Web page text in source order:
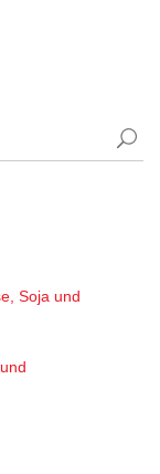
Soja und